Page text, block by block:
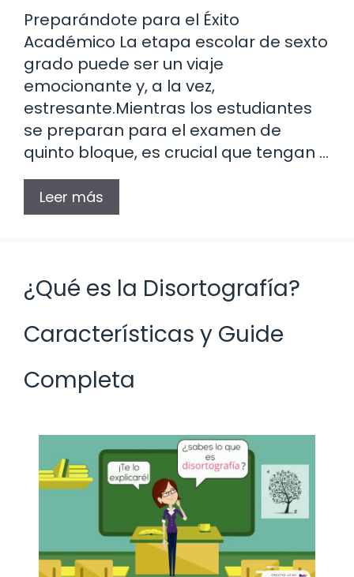
Preparándote para el Éxito
Académico La etapa escolar de sexto
grado puede ser un viaje
emocionante y, a la vez,
estresante.Mientras los estudiantes
se preparan para el examen de
quinto bloque, es crucial que tengan …
Leer más
¿Qué es la Disortografía?
Características y Guide
Completa